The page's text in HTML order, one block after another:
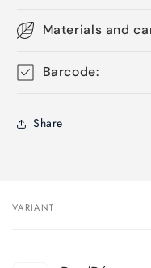
Materials and
Barcode:
Share
Your
VARIANT